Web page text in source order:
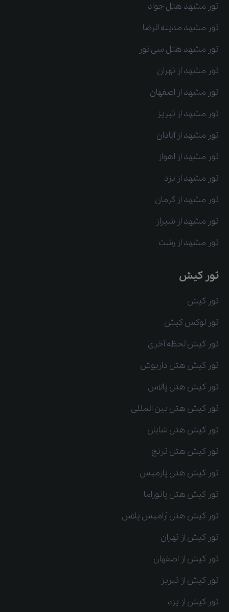
تور مشهد هتل جواد
تور مشهد مدینه الرضا
تور مشهد هتل سی نور
تور مشهد از تهران
تور مشهد از اصفهان
تور مشهد از تبریز
تور مشهد از آبادان
تور مشهد از اهواز
تور مشهد از یزد
تور مشهد از کرمان
تور مشهد از شیراز
تور مشهد از رشت
تور کیش
تور کیش
تور لوکس کیش
تور کیش لحظه آخری
تور کیش هتل داریوش
تور کیش هتل پالاس
تور کیش هتل بین المللی
تور کیش هتل شایان
تور کیش هتل ترنج
تور کیش هتل پارمیس
تور کیش هتل پانوراما
تور کیش هتل آرامیس پلاس
تور کیش از تهران
تور کیش از اصفهان
تور کیش از تبریز
تور کیش از یزد